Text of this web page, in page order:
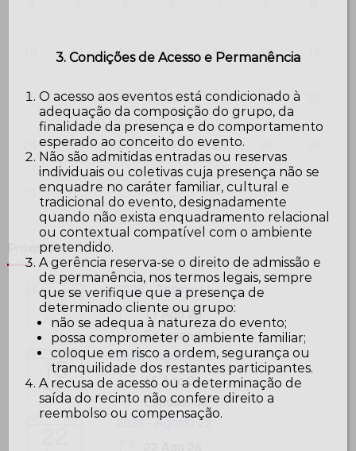
11 12 13 14 15
17 18 19 20 21 22
25 26 27 28
1 2 3 4 5
Próximos
11
Ago
2026 - Agosto 11
11 Ago 26
Esposende
15
Ago
2026 - Agosto 15
15 Ago 26
Esposende
2026 - Agosto 22
3. Condições de Acesso e Permanência
O acesso aos eventos está condicionado à
adequação da composição do grupo, da
finalidade da presença e do comportamento
esperado ao conceito do evento.
Não são admitidas entradas ou reservas
individuais ou coletivas cuja presença não se
enquadre no caráter familiar, cultural e
tradicional do evento, designadamente
quando não exista enquadramento relacional
ou contextual compatível com o ambiente
pretendido.
A gerência reserva-se o direito de admissão e
de permanência, nos termos legais, sempre
que se verifique que a presença de
determinado cliente ou grupo:
não se adequa à natureza do evento;
possa comprometer o ambiente familiar;
coloque em risco a ordem, segurança ou
tranquilidade dos restantes participantes.
A recusa de acesso ou a determinação de
saída do recinto não confere direito a
reembolso ou compensação.